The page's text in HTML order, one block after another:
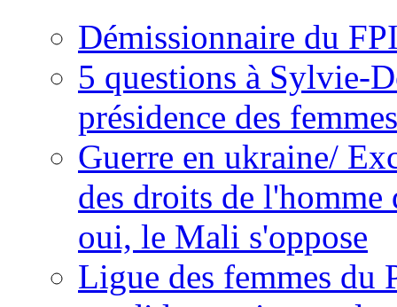
Démissionnaire du
5 questions à Sylvie-
présidence des
Guerre en ukraine/
des droits de
oui, le Mali s'oppose
Ligue des femmes du